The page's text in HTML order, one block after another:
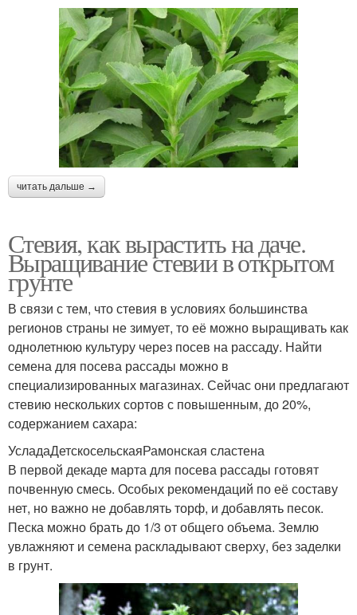
читать дальше →
Стевия, как вырастить на даче.
Выращивание стевии в открытом
грунте
В связи с тем, что стевия в условиях большинства
регионов страны не зимует, то её можно выращивать как
однолетнюю культуру через посев на рассаду. Найти
семена для посева рассады можно в
специализированных магазинах. Сейчас они предлагают
стевию нескольких сортов с повышенным, до 20%,
содержанием сахара:
УсладаДетскосельскаяРамонская сластена
В первой декаде марта для посева рассады готовят
почвенную смесь. Особых рекомендаций по её составу
нет, но важно не добавлять торф, и добавлять песок.
Песка можно брать до 1/3 от общего объема. Землю
увлажняют и семена раскладывают сверху, без заделки
в грунт.